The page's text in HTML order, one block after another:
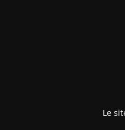
Le